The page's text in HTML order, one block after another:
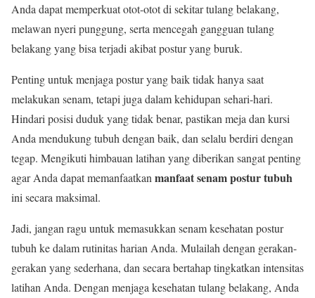
Anda dapat memperkuat otot-otot di sekitar tulang belakang,
melawan nyeri punggung, serta mencegah gangguan tulang
belakang yang bisa terjadi akibat postur yang buruk.
Penting untuk menjaga postur yang baik tidak hanya saat
melakukan senam, tetapi juga dalam kehidupan sehari-hari.
Hindari posisi duduk yang tidak benar, pastikan meja dan kursi
Anda mendukung tubuh dengan baik, dan selalu berdiri dengan
tegap. Mengikuti himbauan latihan yang diberikan sangat penting
agar Anda dapat memanfaatkan manfaat senam postur tubuh
ini secara maksimal.
Jadi, jangan ragu untuk memasukkan senam kesehatan postur
tubuh ke dalam rutinitas harian Anda. Mulailah dengan gerakan-
gerakan yang sederhana, dan secara bertahap tingkatkan intensitas
latihan Anda. Dengan menjaga kesehatan tulang belakang, Anda